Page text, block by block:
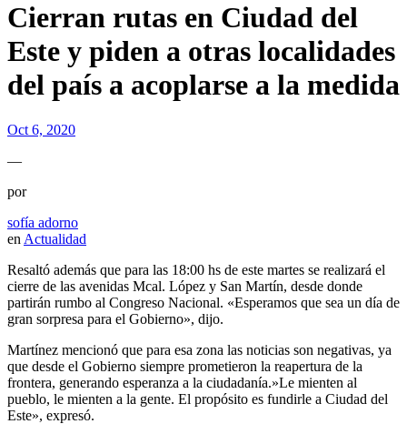
Cierran rutas en Ciudad del
Este y piden a otras localidades
del país a acoplarse a la medida
Oct 6, 2020
—
por
sofía adorno
en Actualidad
Resaltó además que para las 18:00 hs de este martes se realizará el
cierre de las avenidas Mcal. López y San Martín, desde donde
partirán rumbo al Congreso Nacional. «Esperamos que sea un día de
gran sorpresa para el Gobierno», dijo.
Martínez mencionó que para esa zona las noticias son negativas, ya
que desde el Gobierno siempre prometieron la reapertura de la
frontera, generando esperanza a la ciudadanía.»Le mienten al
pueblo, le mienten a la gente. El propósito es fundirle a Ciudad del
Este», expresó.